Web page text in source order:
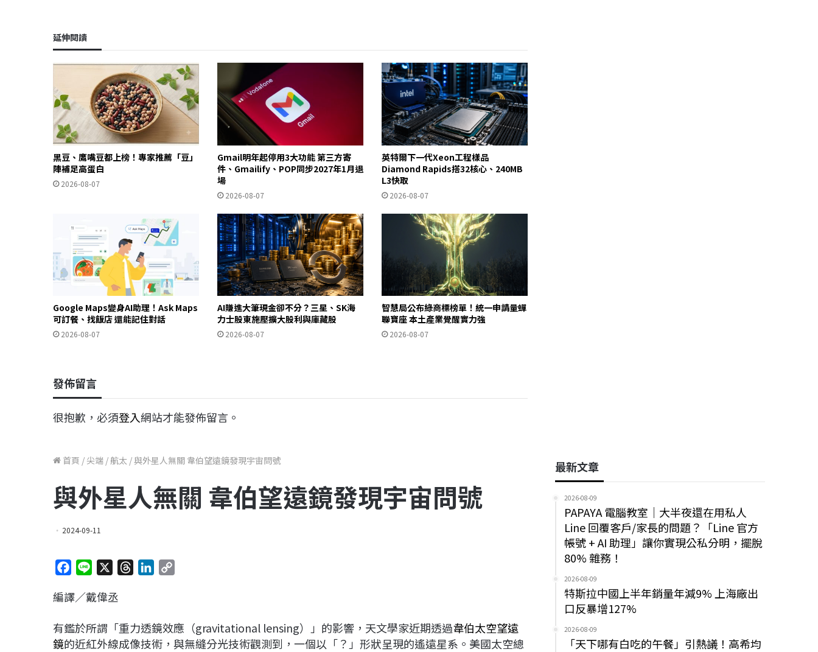
延伸閱讀
黑豆、鷹嘴豆都上榜！專家推薦「豆」
陣補足高蛋白
2026-08-07
Gmail明年起停用3大功能 第三方寄
件、Gmailify、POP同步2027年1月退
場
2026-08-07
英特爾下一代Xeon工程樣品
Diamond Rapids搭32核心、240MB
L3快取
2026-08-07
Google Maps變身AI助理！Ask Maps
可訂餐、找飯店 還能記住對話
2026-08-07
AI賺進大筆現金卻不分？三星、SK海
力士股東施壓擴大股利與庫藏股
2026-08-07
智慧局公布綠商標榜單！統一申請量蟬
聯寶座 本土產業覺醒實力強
2026-08-07
發佈留言
很抱歉，必須登入網站才能發佈留言。